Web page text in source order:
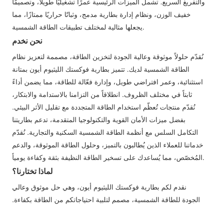
خفيف الوزن، ونظام إدارة بطارية مدمج، وثباتًا حراريًا ممتازًا، مما
يجعلها مثالية لمختلف تطبيقات الطاقة الشمسية.
نحن نخدم
نُقدّم حلولاً موثوقة وعالية الجودة لتخزين الطاقة، مصممة لتعزيز نظام
الطاقة الشمسية لديك. تتميز بطارية فوكستك الليثيوم أيون بمتانة
استثنائية، وعمر افتراضي طويل، وإدارة فعّالة للطاقة، مما يضمن أداءً
ثابتاً في مختلف الظروف. انطلاقاً من التزامنا بالاستدامة والابتكار،
نُقدّم منتجات تُعظّم استخدام الطاقة المتجددة مع تقليل الأثر البيئي.
بفضل ميزات الأمان القوية والتكنولوجيا المتقدمة، تدعم بطاريتنا
التكامل السلس مع أنظمة الطاقة الشمسية السكنية والتجارية. نُقدّم
خدماتنا للعملاء الذين يُطالبون بالتميز، وحلول الطاقة الموثوقة، والدعم
المُخصّص، مما يُساعدك على تسخير الطاقة النظيفة بثقة وكفاءة يومياً.
لماذا تختارنا؟
نقدم لكم بطارية فوكستك الليثيوم أيون، وهي حل موثوق وعالي
الجودة للطاقة الشمسية، مصمم لتلبية احتياجاتكم من الطاقة بكفاءة.